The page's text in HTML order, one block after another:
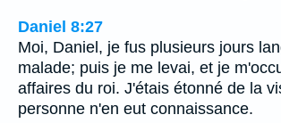
Daniel 8:27
Moi, Daniel, je fus plusieurs jours
malade; puis je me levai, et je
affaires du roi. J'étais étonné de la
personne n'en eut connaissance.